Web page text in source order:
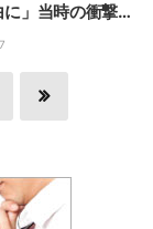
」当時の衝撃明